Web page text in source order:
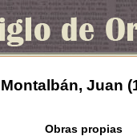
Juan
Obras propias